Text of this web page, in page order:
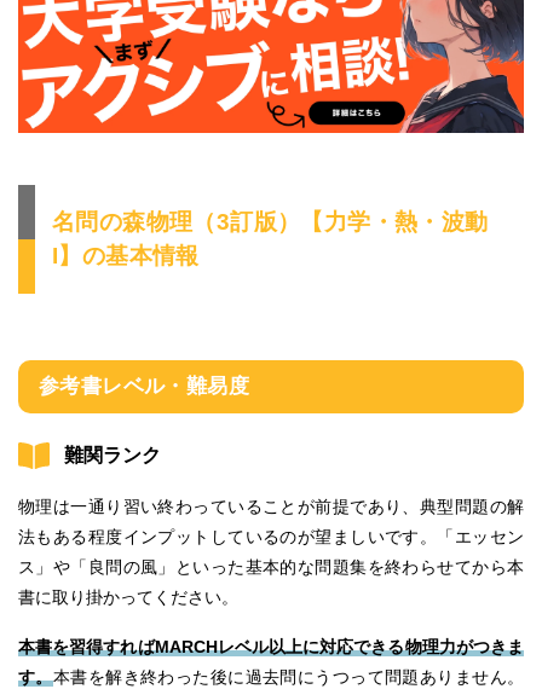
名問の森物理（3訂版）【力学・熱・波動
I】の基本情報
参考書レベル・難易度
難関ランク
物理は一通り習い終わっていることが前提であり、典型問題の解
法もある程度インプットしているのが望ましいです。「エッセン
ス」や「良問の風」といった基本的な問題集を終わらせてから本
書に取り掛かってください。
本書を習得すればMARCHレベル以上に対応できる物理力がつきま
す。本書を解き終わった後に過去問にうつって問題ありません。